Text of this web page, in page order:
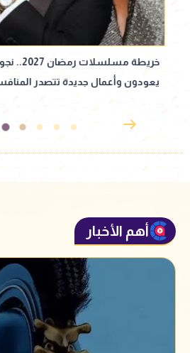
خريطة مسلسلات رمضان 2027.. نجوم
يعودون وأعمال جديدة تتصدر المنافسة
أهم الأخبار